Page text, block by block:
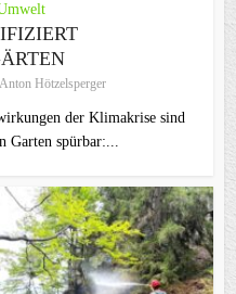
Anton Hötzelsperger
der Klimakrise sind
Garten spürbar:...